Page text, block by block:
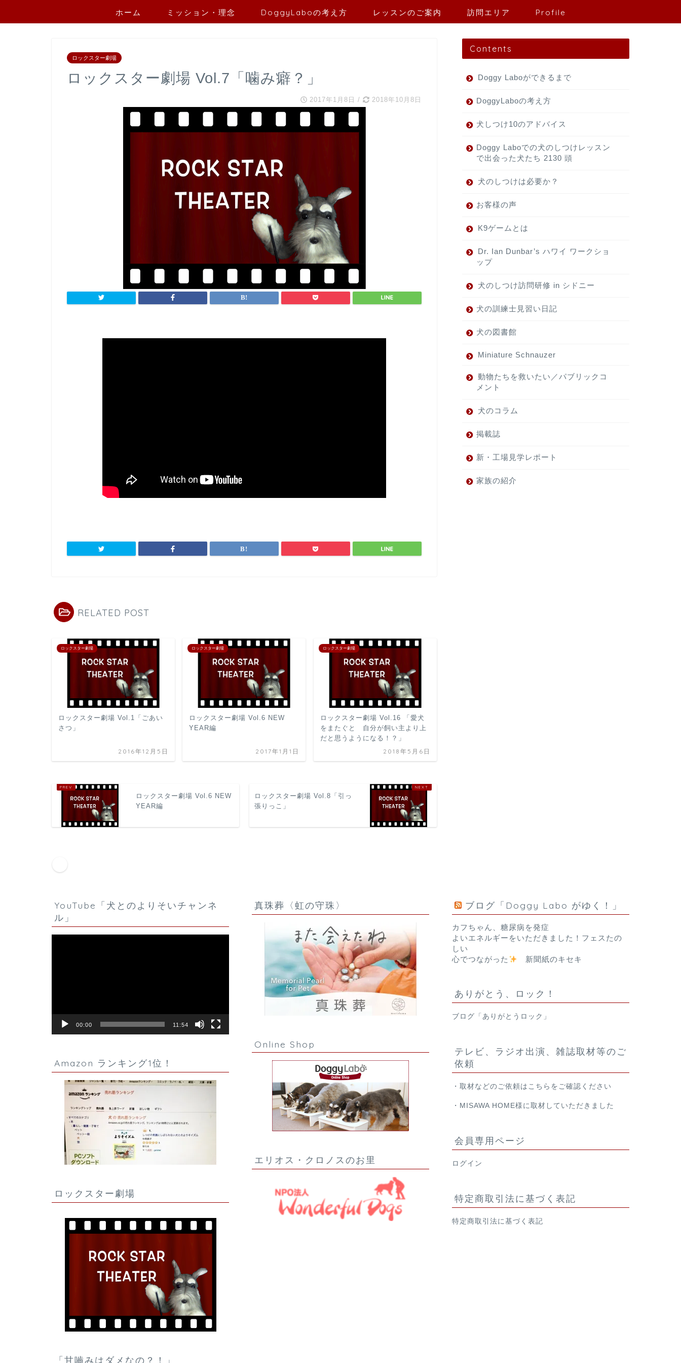
ホーム ミッション・理念 DoggyLaboの考え方 レッスンのご案内 訪問エリア Profile
ロックスター劇場
ロックスター劇場 Vol.7「噛み癖？」
2017年1月8日 / 2018年10月8日
RELATED POST
ロックスター劇場
ロックスター劇場 Vol.1「ごあい
さつ」
2016年12月5日
ロックスター劇場
ロックスター劇場 Vol.6 NEW
YEAR編
2017年1月1日
ロックスター劇場
ロックスター劇場 Vol.16 「愛犬
をまたぐと 自分が飼い主より上
だと思うようになる！？」
2018年5月6日
ロックスター劇場 Vol.6 NEW
YEAR編
ロックスター劇場 Vol.8「引っ
張りっこ」
Contents
Doggy Laboができるまで
DoggyLaboの考え方
犬しつけ10のアドバイス
Doggy Laboでの犬のしつけレッスン
で出会った犬たち 2130 頭
犬のしつけは必要か？
お客様の声
K9ゲームとは
Dr. Ian Dunbar’s ハワイ ワークショ
ップ
犬のしつけ訪問研修 in シドニー
犬の訓練士見習い日記
犬の図書館
Miniature Schnauzer
動物たちを救いたい／パブリックコ
メント
犬のコラム
掲載誌
新・工場見学レポート
家族の紹介
YouTube「犬とのよりそいチャンネ
ル」
00:00 11:54
Amazon ランキング1位！
ロックスター劇場
「甘嚙みはダメなの？！」
真珠葬〈虹の守珠〉
Online Shop
エリオス・クロノスのお里
ブログ「Doggy Labo がゆく！」
カフちゃん、糖尿病を発症
よいエネルギーをいただきました！フェスたの
しい
心でつながった
新聞紙のキセキ
ありがとう、ロック！
ブログ「ありがとうロック」
テレビ、ラジオ出演、雑誌取材等のご
依頼
・取材などのご依頼は こちら をご確認ください
・ MISAWA HOME様 に取材していただきました
会員専用ページ
ログイン
特定商取引法に基づく表記
特定商取引法に基づく表記